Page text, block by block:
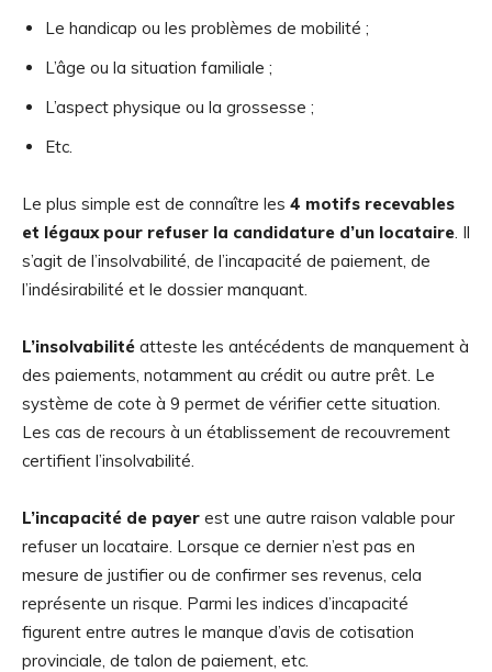
Le handicap ou les problèmes de mobilité ;
L’âge ou la situation familiale ;
L’aspect physique ou la grossesse ;
Etc.
Le plus simple est de connaître les 4 motifs recevables
et légaux pour refuser la candidature d’un locataire . Il
s’agit de l’insolvabilité, de l’incapacité de paiement, de
l’indésirabilité et le dossier manquant.
L’insolvabilité atteste les antécédents de manquement à
des paiements, notamment au crédit ou autre prêt. Le
système de cote à 9 permet de vérifier cette situation.
Les cas de recours à un établissement de recouvrement
certifient l’insolvabilité.
L’incapacité de payer est une autre raison valable pour
refuser un locataire. Lorsque ce dernier n’est pas en
mesure de justifier ou de confirmer ses revenus, cela
représente un risque. Parmi les indices d’incapacité
figurent entre autres le manque d’avis de cotisation
provinciale, de talon de paiement, etc.